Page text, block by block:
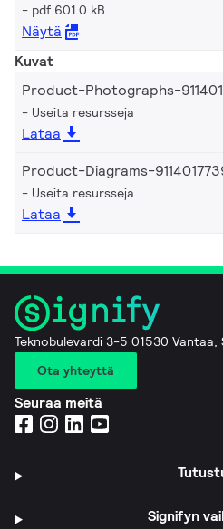
pdf 601.0 kB
Näytä
Kuvat
Product-Photographs-
Useita resursseja
Lataa
Product-Diagrams-
Useita resursseja
Lataa
Teknobulevardi 3-5 01530 Vantaa,
Ota yhteyttä
Seuraa meitä
Signifyn